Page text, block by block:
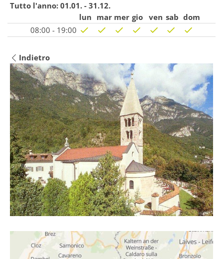
Tutto l'anno: 01.01. - 31.12.
lun mar mer gio ven sab dom
08:00 - 19:00
Indietro